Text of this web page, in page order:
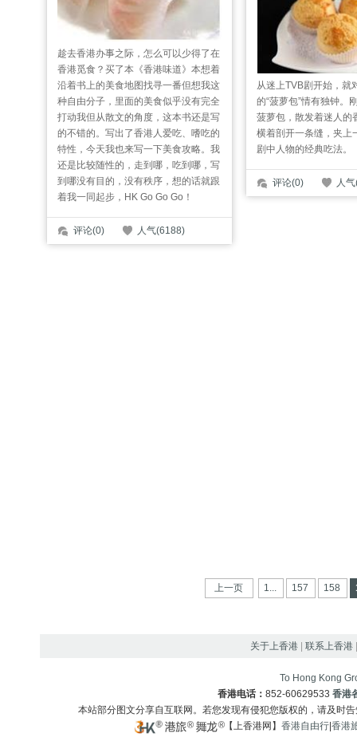
趁去香港办事之际，怎么可以少得了在
香港觅食？买了本《香港味道》本想着
沿着书上的美食地图找寻一番但想我这
种自由分子，里面的美食似乎没有完全
打动我但从散文的角度，这本书还是写
的不错的。写出了香港人爱吃、嗜吃的
特性，今天我也来写一下美食攻略。我
还是比较随性的，走到哪，吃到哪，写
到哪没有目的，没有秩序，想的话就跟
着我一同起步，HK Go Go Go！
评论(0) 人气(6188)
从迷上TVB剧开始，就
的“菠萝包”情有独钟。
菠萝包，散发着迷人的
横着剖开一条缝，夹上
剧中人物的经典吃法。
评论(0) 人
上一页 1... 157 158
关于上香港 |联系上香港
To Hong Kong
香港电话： 852-60629533 香港
本站部分图文分享自互联网。若您发现有侵犯您版权的，请及时
【上香港网】香港自由行 |香港